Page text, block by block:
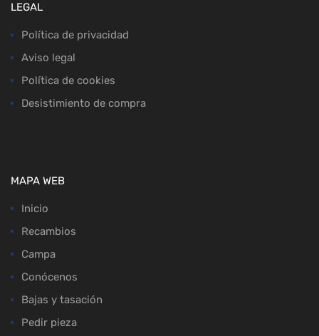
LEGAL
Política de privacidad
Aviso legal
Política de cookies
Desistimiento de compra
MAPA WEB
Inicio
Recambios
Campa
Conócenos
Bajas y tasación
Pedir pieza